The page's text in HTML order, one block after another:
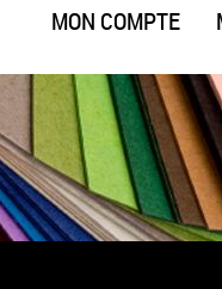
MON COMPTE